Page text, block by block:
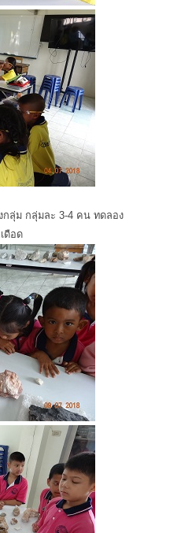
กลุ่ม กลุ่มละ 3-4 คน ทดลอง
ดือด